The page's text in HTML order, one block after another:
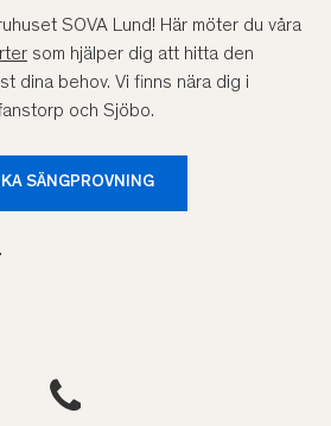
SOVA Lund! Här möter du våra
som hjälper dig att hitta den
dina behov. Vi finns nära dig i
och Sjöbo.
SÄNGPROVNING